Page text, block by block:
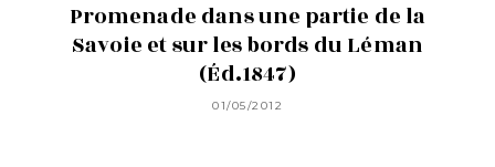
Promenade dans une partie de la
Savoie et sur les bords du Léman
(Éd.1847)
01/05/2012